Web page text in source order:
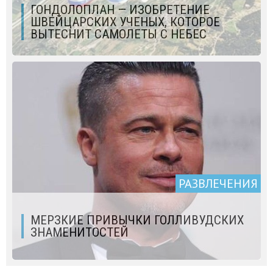
ГОНДОЛОПЛАН — ИЗОБРЕТЕНИЕ
ШВЕЙЦАРСКИХ УЧЕНЫХ, КОТОРОЕ
ВЫТЕСНИТ САМОЛЕТЫ С НЕБЕС
РАЗВЛЕЧЕНИЯ
МЕРЗКИЕ ПРИВЫЧКИ ГОЛЛИВУДСКИХ
ЗНАМЕНИТОСТЕЙ